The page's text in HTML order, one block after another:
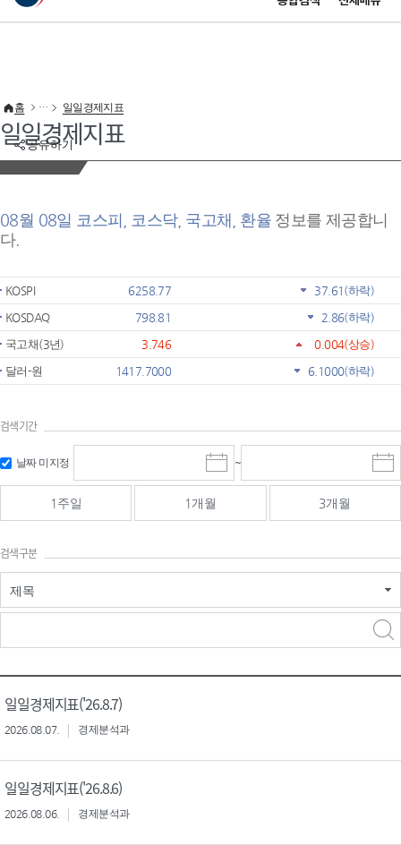
이 누리집은 대한민국 공식 전자정부 누리집입니다.
공유하기
홈 일일경제지표
일일경제지표
08월 08일 코스피, 코스닥, 국고채, 환율 정보를 제공합니
다.
KOSPI 6258.77 37.61 (하락)
KOSDAQ
798.81 2.86(하락)
국고채(3년)
3.746 0.004(상승)
달러-원
1417.7000 6.1000(하락)
검색기간
날짜 미지정
시
작
일
선
~
종
료
선
1주일 1개월 3개월
검색구분
제목
일일경제지표('26.8.7)
2026.08.07. 경제분석과
일일경제지표('26.8.6)
2026.08.06. 경제분석과